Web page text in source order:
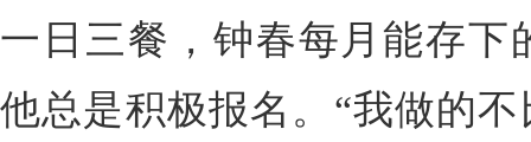
一日三餐， 钟春每月能存下
他总是积极报名。 “我做的不